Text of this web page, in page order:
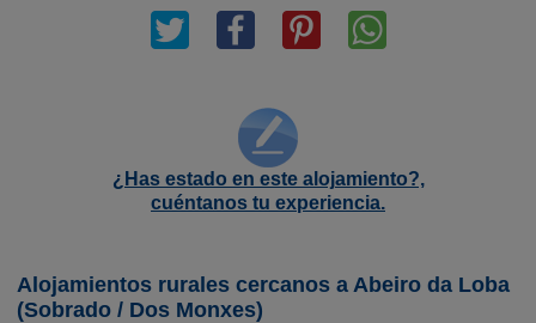
¿Has estado en este alojamiento?,
cuéntanos tu experiencia.
Alojamientos rurales cercanos a Abeiro da Loba
(Sobrado / Dos Monxes)